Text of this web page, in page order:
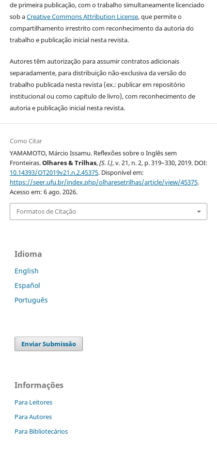
de primeira publicação, com o trabalho simultaneamente licenciado
sob aCreative Commons Attribution License, que permite o
compartilhamento irrestrito com reconhecimento da autoria do
trabalho e publicação inicial nesta revista.
Autores têm autorização para assumir contratos adicionais
separadamente, para distribuição não-exclusiva da versão do
trabalho publicada nesta revista (ex.: publicar em repositório
institucional ou como capítulo de livro), com reconhecimento de
autoria e publicação inicial nesta revista.
Como Citar
YAMAMOTO, Márcio Issamu. Reflexões sobre o Inglês sem
Fronteiras.Olhares & Trilhas,[S. l.], v. 21, n. 2, p. 319–330, 2019. DOI:
10.14393/OT2019v21.n.2.45375. Disponível em:
https://seer.ufu.br/index.php/olharesetrilhas/article/view/45375.
Acesso em: 6 ago. 2026.
Formatos de Citação
Idioma
English
Español
Português
Enviar Submissão
Informações
Para Leitores
Para Autores
Para Bibliotecários